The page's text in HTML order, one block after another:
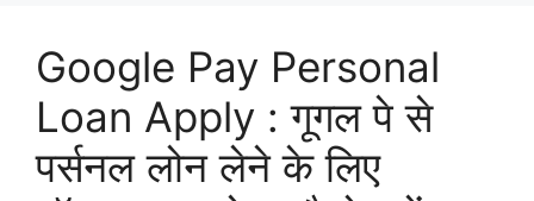
Google Pay Personal
Loan Apply : गूगल पे से
पर्सनल लोन लेने के लिए